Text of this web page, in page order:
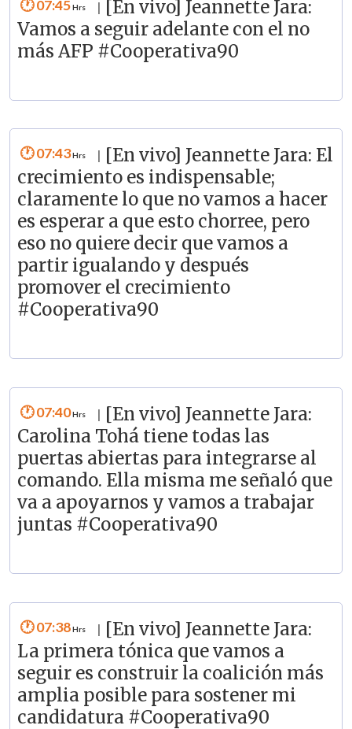
07:45
[En vivo] Jeannette Jara:
Vamos a seguir adelante con el no
más AFP #Cooperativa90
07:43
[En vivo] Jeannette Jara: El
crecimiento es indispensable;
claramente lo que no vamos a hacer
es esperar a que esto chorree, pero
eso no quiere decir que vamos a
partir igualando y después
promover el crecimiento
#Cooperativa90
07:40
[En vivo] Jeannette Jara:
Carolina Tohá tiene todas las
puertas abiertas para integrarse al
comando. Ella misma me señaló que
va a apoyarnos y vamos a trabajar
juntas #Cooperativa90
07:38
[En vivo] Jeannette Jara:
La primera tónica que vamos a
seguir es construir la coalición más
amplia posible para sostener mi
candidatura #Cooperativa90